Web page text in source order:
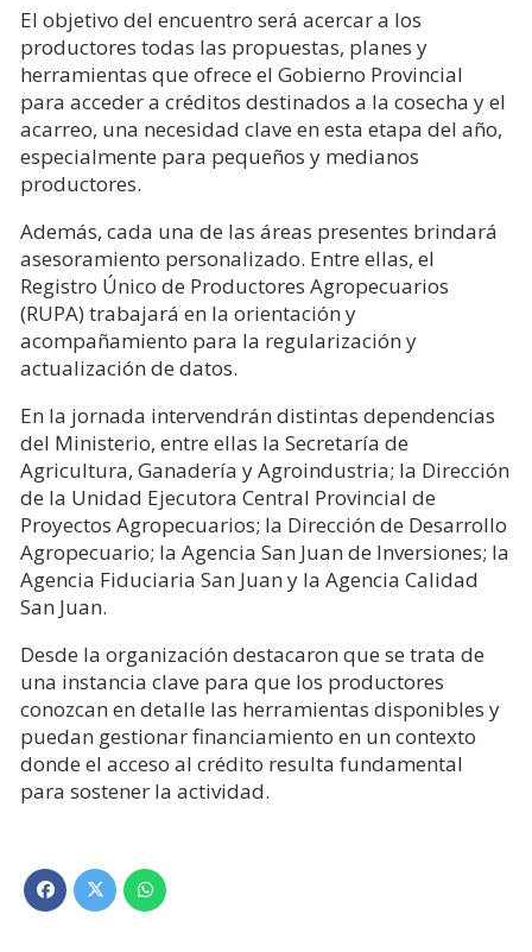
El objetivo del encuentro será acercar a los
productores todas las propuestas, planes y
herramientas que ofrece el Gobierno Provincial
para acceder a créditos destinados a la cosecha y el
acarreo, una necesidad clave en esta etapa del año,
especialmente para pequeños y medianos
productores.
Además, cada una de las áreas presentes brindará
asesoramiento personalizado. Entre ellas, el
Registro Único de Productores Agropecuarios
(RUPA) trabajará en la orientación y
acompañamiento para la regularización y
actualización de datos.
En la jornada intervendrán distintas dependencias
del Ministerio, entre ellas la Secretaría de
Agricultura, Ganadería y Agroindustria; la Dirección
de la Unidad Ejecutora Central Provincial de
Proyectos Agropecuarios; la Dirección de Desarrollo
Agropecuario; la Agencia San Juan de Inversiones; la
Agencia Fiduciaria San Juan y la Agencia Calidad
San Juan.
Desde la organización destacaron que se trata de
una instancia clave para que los productores
conozcan en detalle las herramientas disponibles y
puedan gestionar financiamiento en un contexto
donde el acceso al crédito resulta fundamental
para sostener la actividad.